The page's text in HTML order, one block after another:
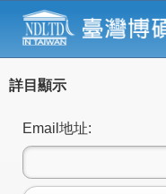
詳目顯示
Email地址: